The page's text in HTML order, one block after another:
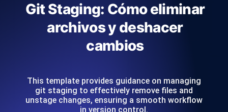
Git Staging: Cómo eliminar
archivos y deshacer
cambios
This template provides guidance on managing
git staging to effectively remove files and
unstage changes, ensuring a smooth workflow
in version control.